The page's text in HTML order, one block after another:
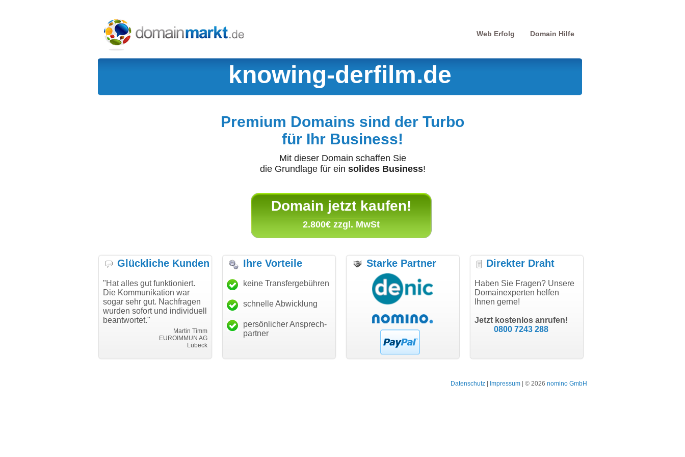
Web Erfolg Domain Hilfe
knowing-derfilm.de
Premium Domains sind der Turbo
für Ihr Business!
Mit dieser Domain schaffen Sie
die Grundlage für ein solides Business!
Domain jetzt kaufen!
2.800€ zzgl. MwSt
Glückliche Kunden
"Hat alles gut funktioniert.
Die Kommunikation war
sogar sehr gut. Nachfragen
wurden sofort und individuell
beantwortet."
Martin Timm
EUROIMMUN AG
Lübeck
"Danke für den schnellen
Transfer und guten Service!"
Thomas Schäfer
i can eckert communication GmbH
"Ich bin dankbar, meine
Wunschdomain gefunden zu
haben. Die Domain passt für
hundertprozentig."
Janina Köck
Leben im Einklang
leben-im-einklang.de
"Super Abwicklung, vielen
modern software GbR
Landau an der Isar
"Vielen Dank für den
Ihre Vorteile
keine Transfergebühren
schnelle Abwicklung
persönlicher Ansprech-
partner
Starke Partner Direkter Draht
Haben Sie Fragen? Unsere
Domainexperten helfen
Ihnen gerne!
Jetzt kostenlos anrufen!
0800 7243 288
Datenschutz Impressum | © 2026 nomino GmbH